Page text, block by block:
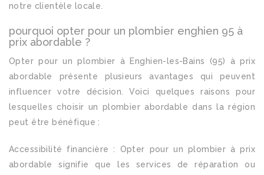
notre clientèle locale.
pourquoi opter pour un plombier enghien 95 à
prix abordable ?
Opter pour un plombier à Enghien-les-Bains (95) à prix
abordable présente plusieurs avantages qui peuvent
influencer votre décision. Voici quelques raisons pour
lesquelles choisir un plombier abordable dans la région
peut être bénéfique :
Accessibilité financière : Opter pour un plombier à prix
abordable signifie que les services de réparation ou